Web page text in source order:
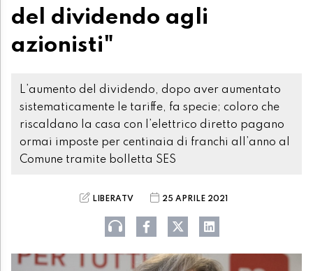
del dividendo agli
azionisti"
L’aumento del dividendo, dopo aver aumentato
sistematicamente le tariffe, fa specie; coloro che
riscaldano la casa con l’elettrico diretto pagano
ormai imposte per centinaia di franchi all’anno al
Comune tramite bolletta SES
LIBERATV 25 APRILE 2021